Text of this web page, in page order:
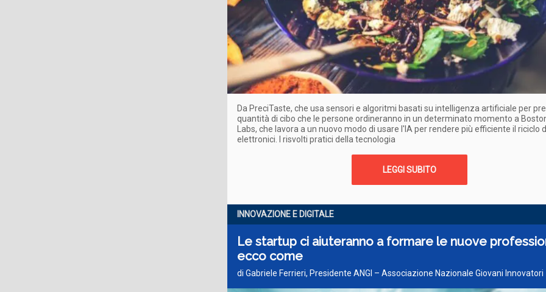
Da PreciTaste, che usa sensori e algoritmi basati su intelligenza artificiale per
quantità di cibo che le persone ordineranno in un determinato momento a
Labs, che lavora a un nuovo modo di usare l'IA per rendere più efficiente il riciclo
elettronici. I risvolti pratici della tecnologia
LEGGI SUBITO
INNOVAZIONE E DIGITALE
Le startup ci aiuteranno a formare le nuove
ecco come
di Gabriele Ferrieri, Presidente ANGI – Associazione Nazionale Giovani Innovatori